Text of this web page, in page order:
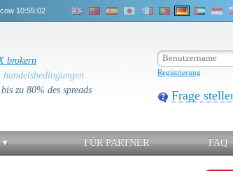
10:55:02
brokern
handelsbedingungen
zu 80% des spreads
Registrierung
Frage
FÜR PARTNER FAQ